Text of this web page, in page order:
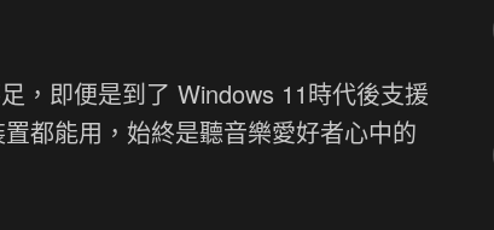
，即便是到了 Windows 11時代後支援
都能用，始終是聽音樂愛好者心中的